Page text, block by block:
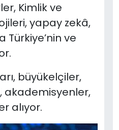
Kimlik ve
yapay zekâ,
ve
büyükelçiler,
akademisyenler,
alıyor.